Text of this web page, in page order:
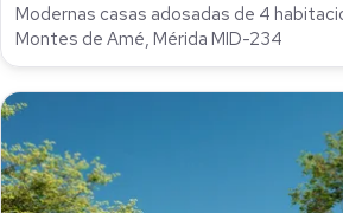
Modernas casas adosadas de 4
Montes de Amé, Mérida MID-234